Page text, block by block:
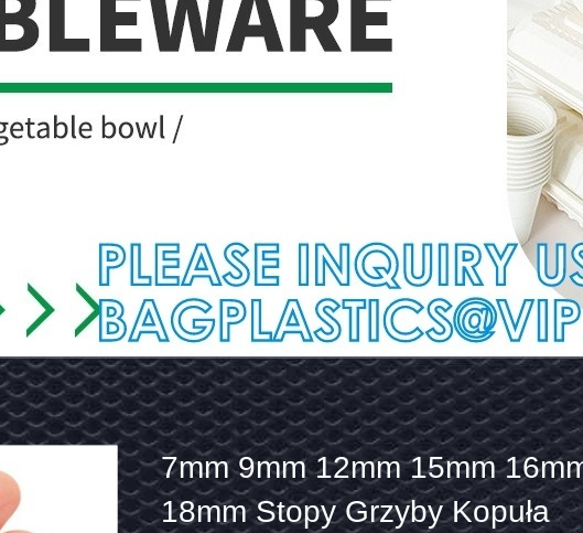
Automatyczne drukarki na
jedwabny ekran Maszyna